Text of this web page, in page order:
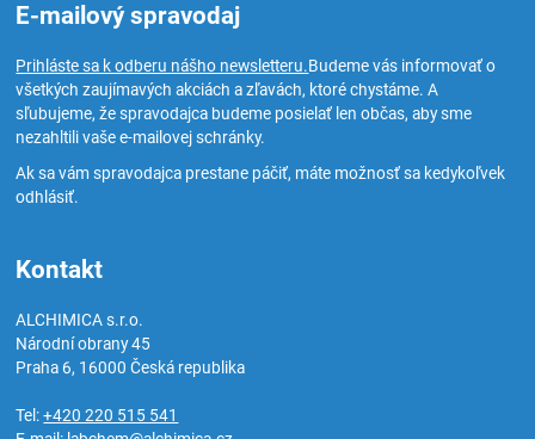
E-mailový spravodaj
Prihláste sa k odberu nášho newsletteru.Budeme vás informovať o
všetkých zaujímavých akciách a zľavách, ktoré chystáme. A
sľubujeme, že spravodajca budeme posielať len občas, aby sme
nezahltili vaše e-mailovej schránky.
Ak sa vám spravodajca prestane páčiť, máte možnosť sa kedykoľvek
odhlásiť.
Kontakt
ALCHIMICA s.r.o.
Národní obrany 45
Praha 6, 16000Česká republika
Tel:+420 220 515 541